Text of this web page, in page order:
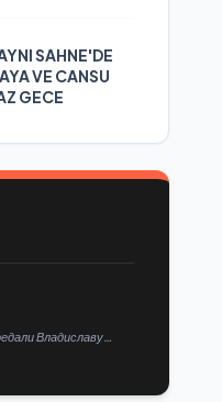
SAHNE'DE
VE CANSU
GECE
Владиславу